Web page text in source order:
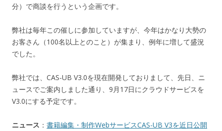
分）で商談を行うという企画です。
弊社は毎年この催しに参加していますが、今年はかなり大勢の
お客さん（100名以上とのこと）が集まり、例年に増して盛況
でした。
弊社では、CAS-UB V3.0を現在開発しておりまして、先日、ニ
ュースでご案内しました通り、9月17日にクラウドサービスを
V3.0にする予定です。
ニュース ： 書籍編集・制作WebサービスCAS-UB V3を近日公開